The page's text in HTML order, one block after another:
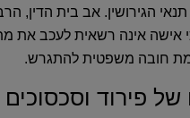
הגירושין‏.‏ אב בית הדין,
כי אישה אינה רשאית לעכב
חובה משפטית להתגרש‏.‏
פירוד וסכסוכים